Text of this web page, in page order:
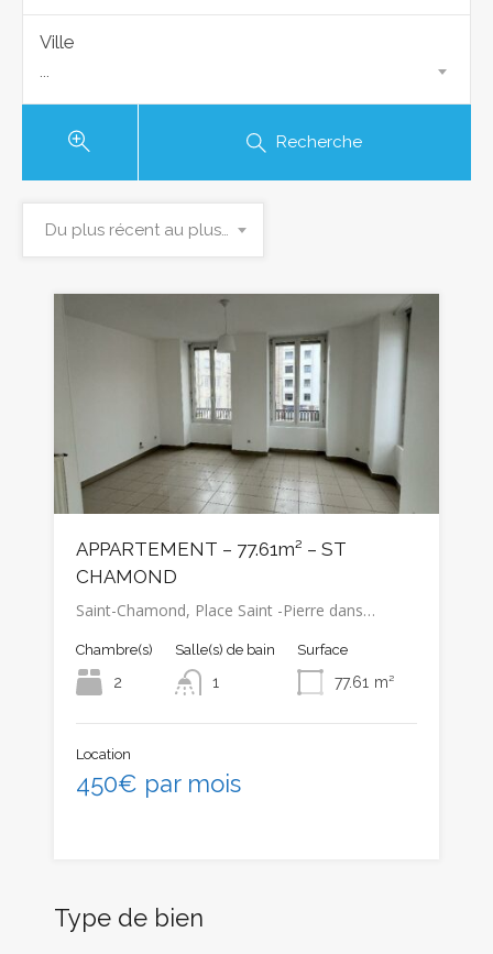
Ville
...
Recherche
Du plus récent au plus ancien
APPARTEMENT – 77.61m² – ST
CHAMOND
Saint-Chamond, Place Saint -Pierre dans…
Chambre(s)
2
Salle(s) de bain
1
Surface
77.61 m²
Location
450€ par mois
Type de bien